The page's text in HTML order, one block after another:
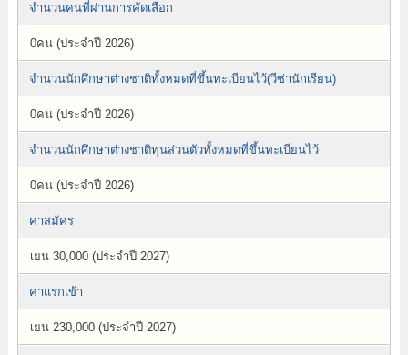
จำนวนคนที่ผ่านการคัดเลือก
0คน (ประจำปี 2026)
จำนวนนักศึกษาต่างชาติทั้งหมดที่ขึ้นทะเบียนไว้(วีซ่านักเรียน)
0คน (ประจำปี 2026)
จำนวนนักศึกษาต่างชาติทุนส่วนตัวทั้งหมดที่ขึ้นทะเบียนไว้
0คน (ประจำปี 2026)
ค่าสมัคร
เยน 30,000 (ประจำปี 2027)
ค่าแรกเข้า
เยน 230,000 (ประจำปี 2027)